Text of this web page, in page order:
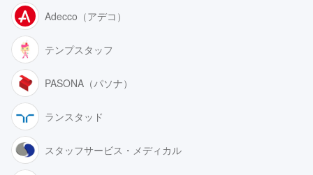
Adecco（アデコ）
テンプスタッフ
PASONA（パソナ）
ランスタッド
スタッフサービス・メディカル